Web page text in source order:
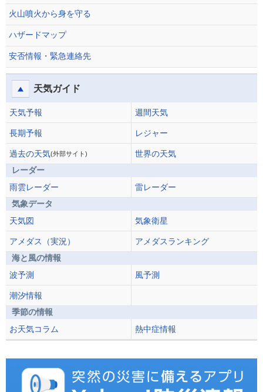
火山噴火から身を守る
ハザードマップ
安否情報・緊急連絡先
天気ガイド
天気予報 週間天気
長期予報 レジャー
過去の天気(外部サイト)
世界の天気
レーダー
雨雲レーダー
雷レーダー
気象データ
天気図
気象衛星
アメダス（実況）
アメダスランキング
海と風の情報
波予測
風予測
潮汐情報
季節の情報
お天気コラム
熱中症情報